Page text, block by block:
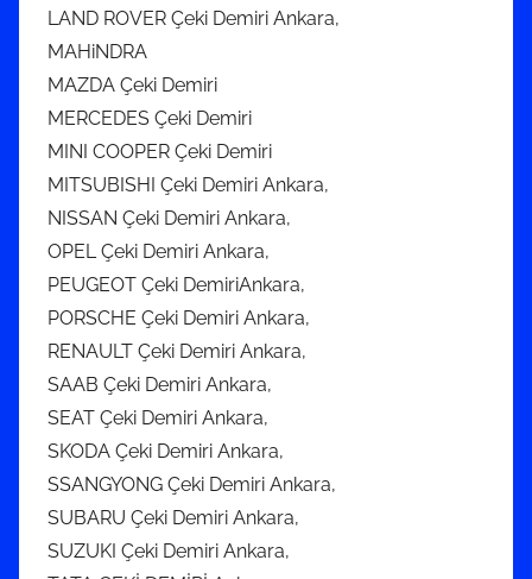
LAND ROVER Çeki Demiri Ankara,
MAHiNDRA
MAZDA Çeki Demiri
MERCEDES Çeki Demiri
MINI COOPER Çeki Demiri
MITSUBISHI Çeki Demiri Ankara,
NISSAN Çeki Demiri Ankara,
OPEL Çeki Demiri Ankara,
PEUGEOT Çeki DemiriAnkara,
PORSCHE Çeki Demiri Ankara,
RENAULT Çeki Demiri Ankara,
SAAB Çeki Demiri Ankara,
SEAT Çeki Demiri Ankara,
SKODA Çeki Demiri Ankara,
SSANGYONG Çeki Demiri Ankara,
SUBARU Çeki Demiri Ankara,
SUZUKI Çeki Demiri Ankara,